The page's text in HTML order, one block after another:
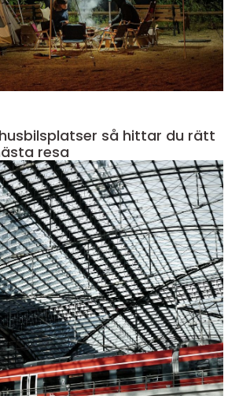
så hittar du rätt
resa